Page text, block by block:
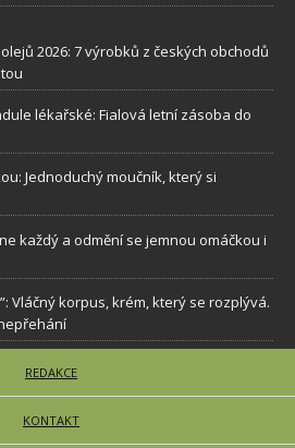
2026: 7 výrobků z českých obchodů
lékařské: Fialová letní zásoba do
Jednoduchý moučník, který si
každý a odmění se jemnou omáčkou i
Vláčný korpus, krém, který se rozplývá.
REDAKCE
KONTAKT